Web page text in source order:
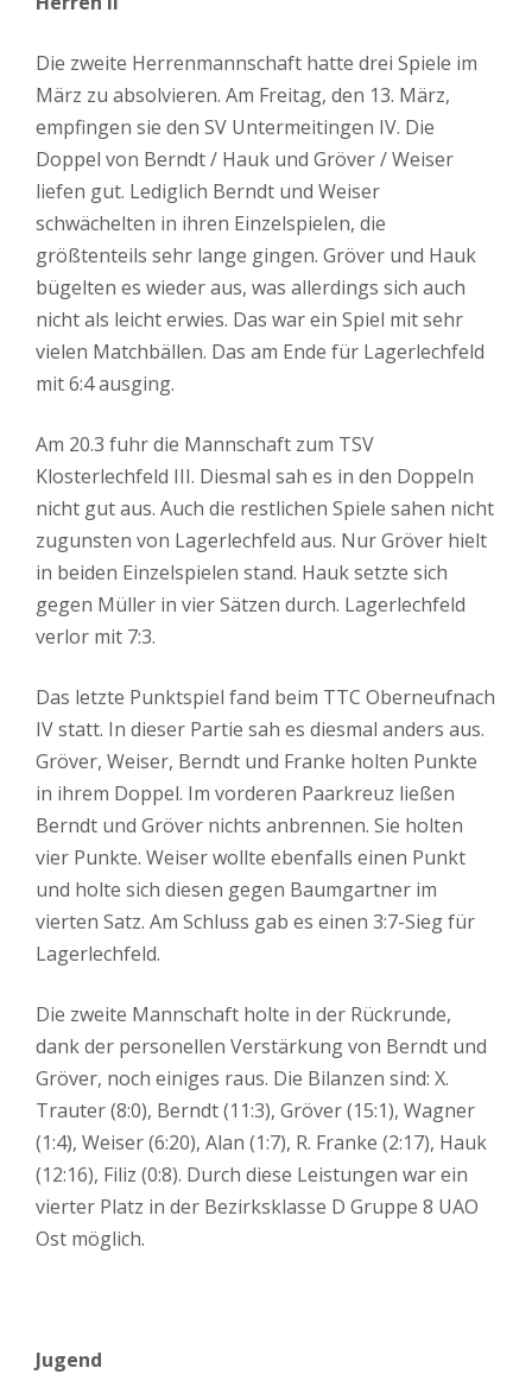
Die zweite Herrenmannschaft hatte drei Spiele im
März zu absolvieren. Am Freitag, den 13. März,
empfingen sie den SV Untermeitingen IV. Die
Doppel von Berndt / Hauk und Gröver / Weiser
liefen gut. Lediglich Berndt und Weiser
schwächelten in ihren Einzelspielen, die
größtenteils sehr lange gingen. Gröver und Hauk
bügelten es wieder aus, was allerdings sich auch
nicht als leicht erwies. Das war ein Spiel mit sehr
vielen Matchbällen. Das am Ende für Lagerlechfeld
mit 6:4 ausging.
Am 20.3 fuhr die Mannschaft zum TSV
Klosterlechfeld III. Diesmal sah es in den Doppeln
nicht gut aus. Auch die restlichen Spiele sahen nicht
zugunsten von Lagerlechfeld aus. Nur Gröver hielt
in beiden Einzelspielen stand. Hauk setzte sich
gegen Müller in vier Sätzen durch. Lagerlechfeld
verlor mit 7:3.
Das letzte Punktspiel fand beim TTC Oberneufnach
IV statt. In dieser Partie sah es diesmal anders aus.
Gröver, Weiser, Berndt und Franke holten Punkte
in ihrem Doppel. Im vorderen Paarkreuz ließen
Berndt und Gröver nichts anbrennen. Sie holten
vier Punkte. Weiser wollte ebenfalls einen Punkt
und holte sich diesen gegen Baumgartner im
vierten Satz. Am Schluss gab es einen 3:7-Sieg für
Lagerlechfeld.
Die zweite Mannschaft holte in der Rückrunde,
dank der personellen Verstärkung von Berndt und
Gröver, noch einiges raus. Die Bilanzen sind: X.
Trauter (8:0), Berndt (11:3), Gröver (15:1), Wagner
(1:4), Weiser (6:20), Alan (1:7), R. Franke (2:17), Hauk
(12:16), Filiz (0:8). Durch diese Leistungen war ein
vierter Platz in der Bezirksklasse D Gruppe 8 UAO
Ost möglich.
Jugend